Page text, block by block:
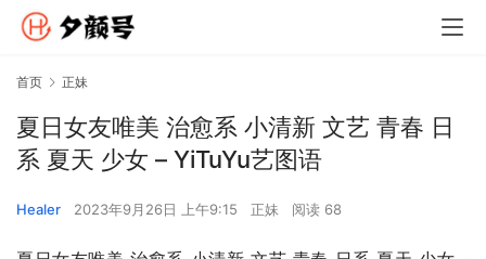
首页 正妹
夏日女友唯美 治愈系 小清新 文艺 青春 日
系 夏天 少女 – YiTuYu艺图语
Healer 2023年9月26日 上午9:15 正妹 阅读 68